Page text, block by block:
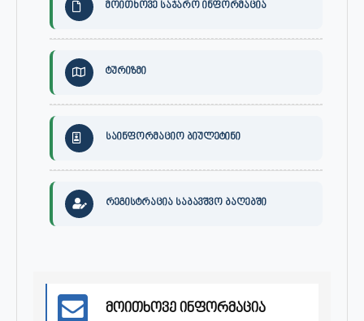
მოითხოვე საჯარო ინფორმაცია
ტურიზმი
საინფორმაციო ბიულეტინი
რეგისტრაცია საბავშვო ბაღებში
მოითხოვე ინფორმაცია